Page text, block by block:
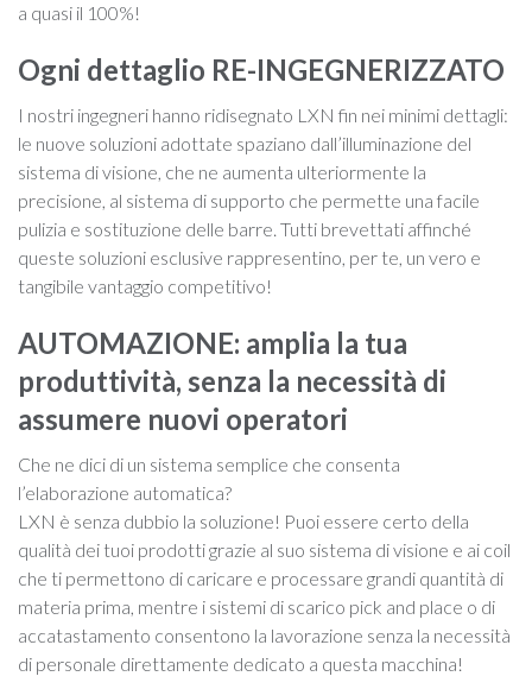
a quasi il 100%!
Ogni dettaglio RE-INGEGNERIZZATO
I nostri ingegneri hanno ridisegnato LXN fin nei minimi dettagli:
le nuove soluzioni adottate spaziano dall’illuminazione del
sistema di visione, che ne aumenta ulteriormente la
precisione, al sistema di supporto che permette una facile
pulizia e sostituzione delle barre. Tutti brevettati affinché
queste soluzioni esclusive rappresentino, per te, un vero e
tangibile vantaggio competitivo!
AUTOMAZIONE: amplia la tua
produttività, senza la necessità di
assumere nuovi operatori
Che ne dici di un sistema semplice che consenta
l’elaborazione automatica?
LXN è senza dubbio la soluzione! Puoi essere certo della
qualità dei tuoi prodotti grazie al suo sistema di visione e ai coil
che ti permettono di caricare e processare grandi quantità di
materia prima, mentre i sistemi di scarico pick and place o di
accatastamento consentono la lavorazione senza la necessità
di personale direttamente dedicato a questa macchina!